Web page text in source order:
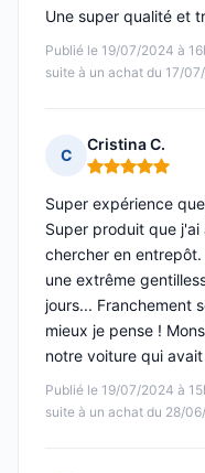
Publié le 19/07/2024 à
suite à un achat du 17/
Une super qualité et
C
Cristina C.
Note : 5 sur 5
Publié le 19/07/2024 à
suite à un achat du 28/
Super expérience
Super produit que
chercher en
une extrême
jours... Franchement
mieux je pense !
notre voiture qui